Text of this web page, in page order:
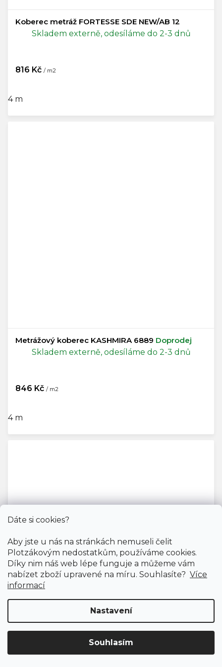
Dáte si cookies?
Aby jste u nás na stránkách nemuseli čelit
Plotzákovým nedostatkům, používáme cookies.
Díky nim náš web lépe funguje a můžeme vám
nabízet zboží upravené na míru. Souhlasíte? Více
informací
Nastavení
Souhlasím
Koberec metráž FORTESSE SDE NEW/AB 12
Skladem externě, odesíláme do 2-3 dnů
816 Kč / m2
4 m
Metrážový koberec KASHMIRA 6889 Doprodej
Skladem externě, odesíláme do 2-3 dnů
846 Kč / m2
4 m